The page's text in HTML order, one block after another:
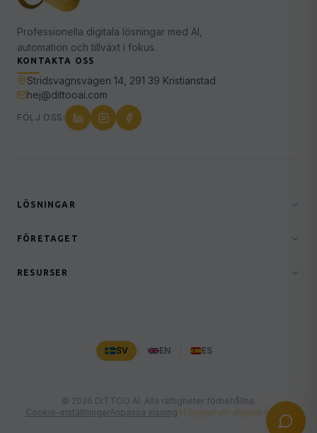
Professionella digitala lösningar med AI,
automation och tillväxt i fokus.
KONTAKTA OSS
Stridsvagnsvägen 14, 291 39 Kristianstad
hej@dittooai.com
FÖLJ OSS:
LÖSNINGAR
FÖRETAGET
RESURSER
SV EN ES
© 2026 DITTOO AI. Alla rättigheter förbehållna.
Cookie-inställningarAnpassa visning Vi bygger din digitala framtid